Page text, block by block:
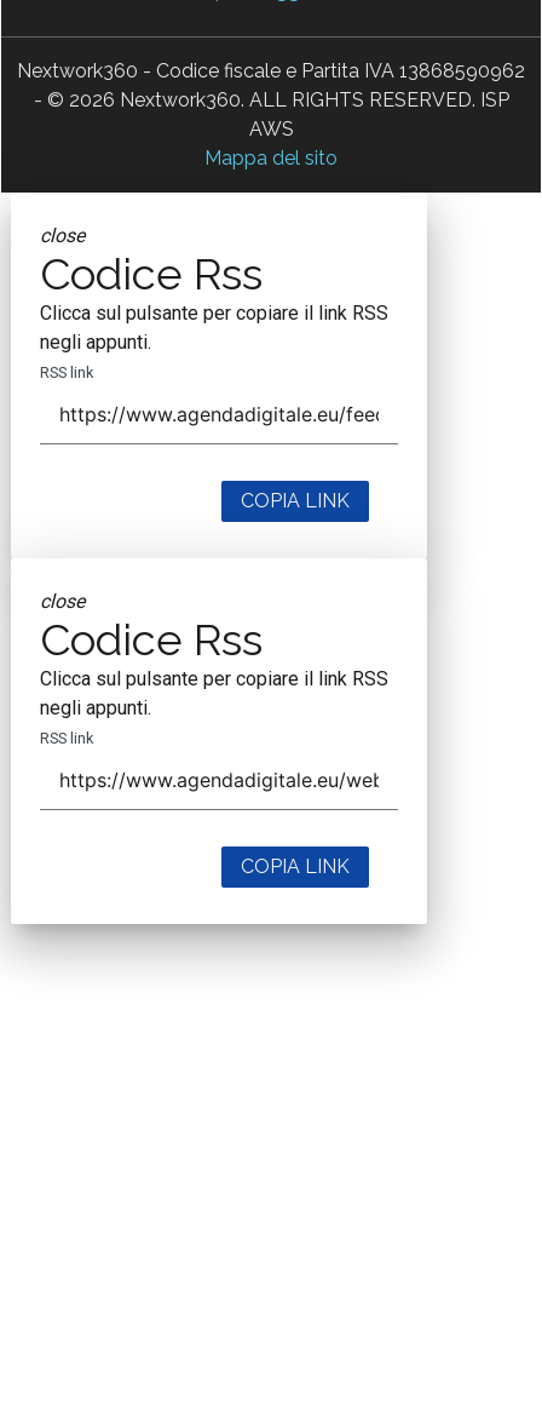
Nextwork360 - Codice fiscale e Partita IVA 13868590962
- © 2026 Nextwork360. ALL RIGHTS RESERVED. ISP
AWS
Mappa del sito
close
Codice Rss
Clicca sul pulsante per copiare il link RSS
negli appunti.
RSS link
COPIA LINK
close
Codice Rss
Clicca sul pulsante per copiare il link RSS
negli appunti.
RSS link
COPIA LINK